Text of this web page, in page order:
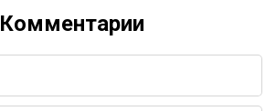
Комментарии